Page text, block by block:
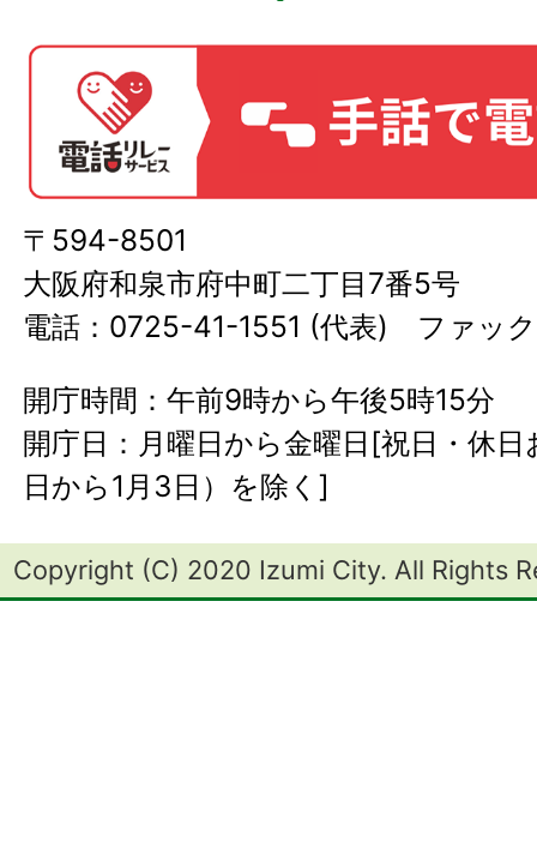
〒594-8501
大阪府和泉市府中町二丁目7番5号
電話：0725-41-1551 (代表) ファッ
開庁時間：午前9時から午後5時15分
開庁日：月曜日から金曜日[祝日・休
日から1月3日）を除く]
Copyright (C) 2020 Izumi City. All Rights